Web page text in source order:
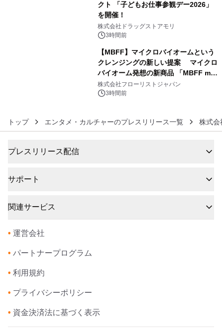
クト 「子どもお仕事参観デー2026」
を開催！
株式会社ドラッグストアモリ
3時間前
【MBFF】マイクロバイオームという
クレンジングの新しい提案 マイクロ
バイオーム発想の新商品 「MBFF mb
クレンジングPRO」を2026年8月6日
発売
株式会社フローリストジャパン
3時間前
トップ エンタメ・カルチャーのプレスリリース一覧 株式会
プレスリリース配信
サポート
関連サービス
• 運営会社
• パートナープログラム
• 利用規約
• プライバシーポリシー
• 資金決済法に基づく表示